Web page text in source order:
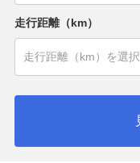
走行距離（km）